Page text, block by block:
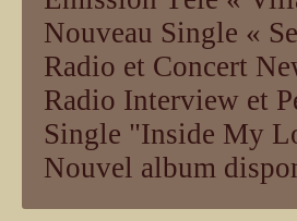
Nouveau Single «
Radio et Concert
Radio Interview et
Single "Inside My
Nouvel album